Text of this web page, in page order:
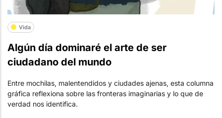
Vida
Algún día dominaré el arte de ser
ciudadano del mundo
Entre mochilas, malentendidos y ciudades ajenas, esta columna
gráfica reflexiona sobre las fronteras imaginarias y lo que de
verdad nos identifica.